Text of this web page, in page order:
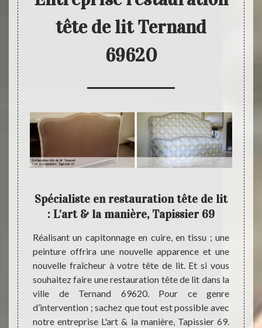
tête de lit Ternand
69620
votre
une
&
lit
le
en
Spécialiste en restauration tête de lit
: L'art & la manière, Tapissier 69
Réalisant un capitonnage en cuire, en tissu ; une
peinture offrira une nouvelle apparence et une
nouvelle fraîcheur à votre tête de lit. Et si vous
souhaitez faire une restauration tête de lit dans la
ville de Ternand 69620. Pour ce genre
d’intervention ; sachez que tout est possible avec
notre entreprise L'art & la manière, Tapissier 69.
L'art
de
aux